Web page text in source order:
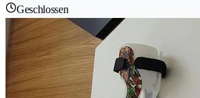
Geschlossen